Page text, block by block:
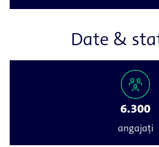
Date &
6.300
angajați